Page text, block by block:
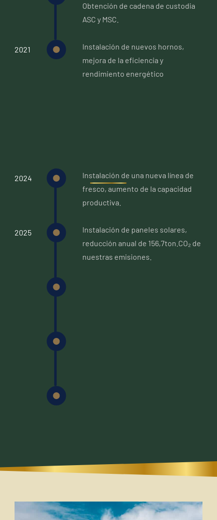
Obtención de cadena de custodia
ASC y MSC.
2021
Instalación de nuevos hornos,
mejora de la eficiencia y
rendimiento energético
2024
Instalación de una nueva línea de
fresco, aumento de la capacidad
productiva.
2025
Instalación de paneles solares,
reducción anual de 156,7ton.CO₂ de
nuestras emisiones.